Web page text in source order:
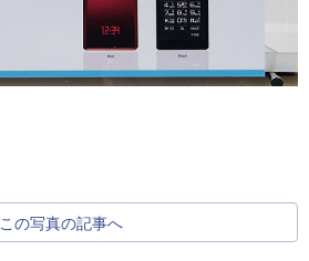
この写真の記事へ